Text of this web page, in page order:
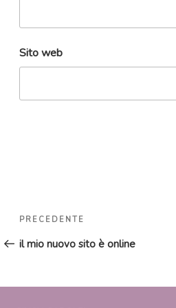
Sito web
Navigazione
articoli
Articolo
precedente:
PRECEDENTE
il mio nuovo sito è online